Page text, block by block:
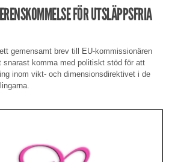
FÖR UTSLÄPPSFRIA
gemensamt brev till EU-kommissionären
snarast komma med politiskt stöd för att
inom vikt- och dimensionsdirektivet i de